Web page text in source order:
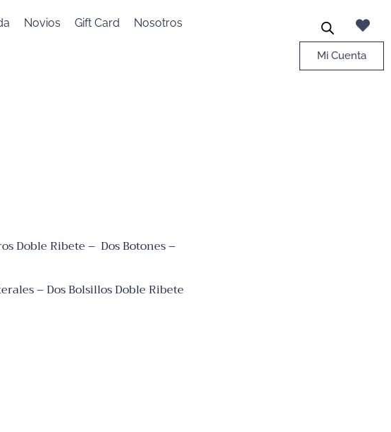
Novios Gift Card Nosotros
Mi Cuenta
Doble Ribete – Dos Botones –
– Dos Bolsillos Doble Ribete